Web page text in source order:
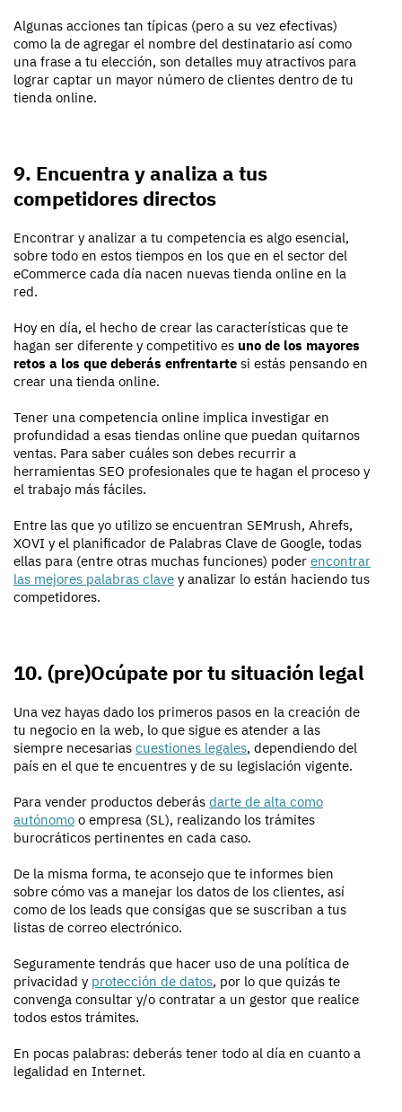
Algunas acciones tan típicas (pero a su vez efectivas)
como la de agregar el nombre del destinatario así como
una frase a tu elección, son detalles muy atractivos para
lograr captar un mayor número de clientes dentro de tu
tienda online.
9. Encuentra y analiza a tus
competidores directos
Encontrar y analizar a tu competencia es algo esencial,
sobre todo en estos tiempos en los que en el sector del
eCommerce cada día nacen nuevas tienda online en la
red.
Hoy en día, el hecho de crear las características que te
hagan ser diferente y competitivo es uno de los mayores
retos a los que deberás enfrentarte si estás pensando en
crear una tienda online.
Tener una competencia online implica investigar en
profundidad a esas tiendas online que puedan quitarnos
ventas. Para saber cuáles son debes recurrir a
herramientas SEO profesionales que te hagan el proceso y
el trabajo más fáciles.
Entre las que yo utilizo se encuentran SEMrush, Ahrefs,
XOVI y el planificador de Palabras Clave de Google, todas
ellas para (entre otras muchas funciones) poder encontrar
las mejores palabras clave y analizar lo están haciendo tus
competidores.
10. (pre)Ocúpate por tu situación legal
Una vez hayas dado los primeros pasos en la creación de
tu negocio en la web, lo que sigue es atender a las
siempre necesarias cuestiones legales, dependiendo del
país en el que te encuentres y de su legislación vigente.
Para vender productos deberás darte de alta como
autónomo o empresa (SL), realizando los trámites
burocráticos pertinentes en cada caso.
De la misma forma, te aconsejo que te informes bien
sobre cómo vas a manejar los datos de los clientes, así
como de los leads que consigas que se suscriban a tus
listas de correo electrónico.
Seguramente tendrás que hacer uso de una política de
privacidad y protección de datos, por lo que quizás te
convenga consultar y/o contratar a un gestor que realice
todos estos trámites.
En pocas palabras: deberás tener todo al día en cuanto a
legalidad en Internet.